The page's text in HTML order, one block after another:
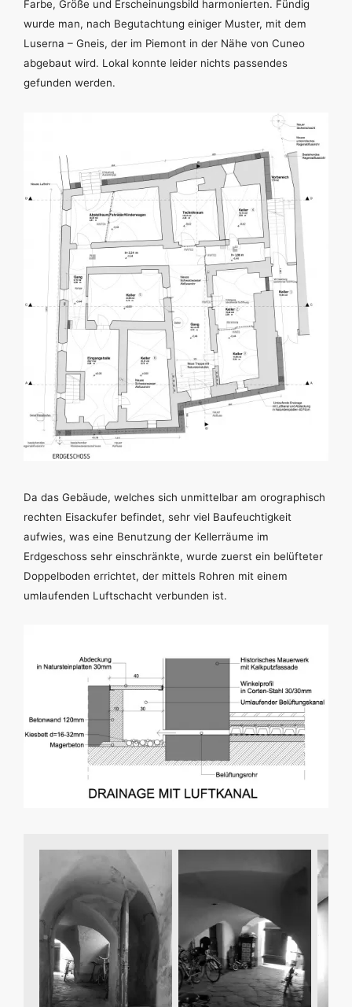
Farbe, Größe und Erscheinungsbild harmonierten. Fündig
wurde man, nach Begutachtung einiger Muster, mit dem
Luserna – Gneis, der im Piemont in der Nähe von Cuneo
abgebaut wird. Lokal konnte leider nichts passendes
gefunden werden.
Da das Gebäude, welches sich unmittelbar am orographisch
rechten Eisackufer befindet, sehr viel Baufeuchtigkeit
aufwies, was eine Benutzung der Kellerräume im
Erdgeschoss sehr einschränkte, wurde zuerst ein belüfteter
Doppelboden errichtet, der mittels Rohren mit einem
umlaufenden Luftschacht verbunden ist.